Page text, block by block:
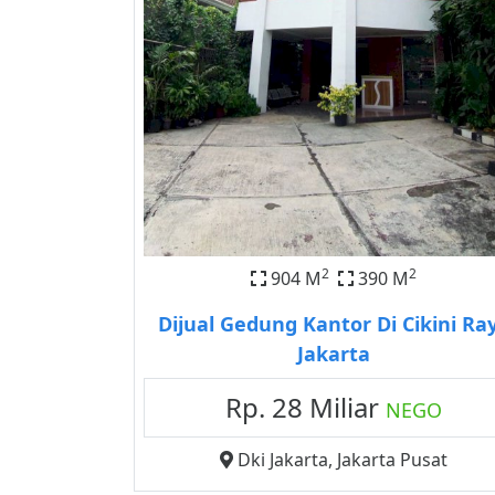
904 M2 390 M2
Dijual Gedung Kantor Di Cikini
Jakarta
Rp. 28 Miliar NEGO
Dki Jakarta, Jakarta Pusat